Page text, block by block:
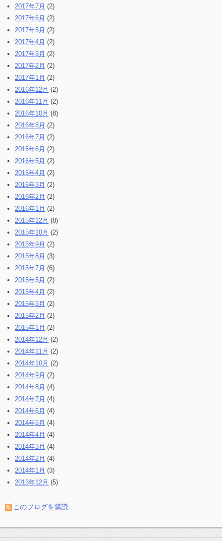
2017年7月 (2)
2017年6月 (2)
2017年5月 (2)
2017年4月 (2)
2017年3月 (2)
2017年2月 (2)
2017年1月 (2)
2016年12月 (2)
2016年11月 (2)
2016年10月 (8)
2016年8月 (2)
2016年7月 (2)
2016年6月 (2)
2016年5月 (2)
2016年4月 (2)
2016年3月 (2)
2016年2月 (2)
2016年1月 (2)
2015年12月 (8)
2015年10月 (2)
2015年9月 (2)
2015年8月 (3)
2015年7月 (6)
2015年5月 (2)
2015年4月 (2)
2015年3月 (2)
2015年2月 (2)
2015年1月 (2)
2014年12月 (2)
2014年11月 (2)
2014年10月 (2)
2014年9月 (2)
2014年8月 (4)
2014年7月 (4)
2014年6月 (4)
2014年5月 (4)
2014年4月 (4)
2014年3月 (4)
2014年2月 (4)
2014年1月 (3)
2013年12月 (5)
このブログを購読